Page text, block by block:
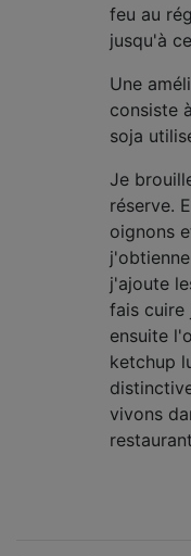
feu au
jusqu'à
Une
consiste
soja
Je
réserve.
oignons
j'ajoute
fais cuire
ensuite
ketchup
vivons